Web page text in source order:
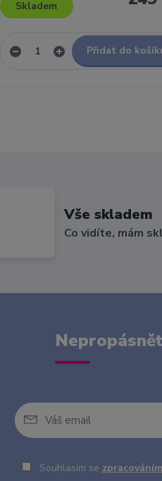
Skladem
Přidat do
Vše skladem
Co vidíte, mám
Souhlasím se